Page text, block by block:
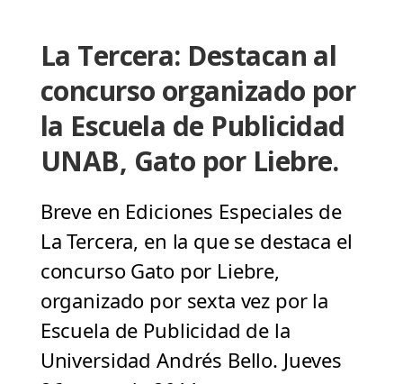
La Tercera: Destacan al
concurso organizado por
la Escuela de Publicidad
UNAB, Gato por Liebre.
Breve en Ediciones Especiales de
La Tercera, en la que se destaca el
concurso Gato por Liebre,
organizado por sexta vez por la
Escuela de Publicidad de la
Universidad Andrés Bello. Jueves